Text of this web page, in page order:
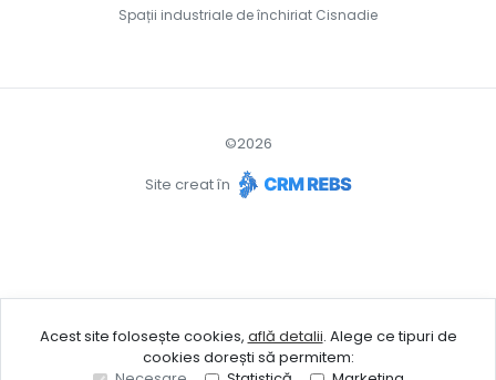
Spații industriale de închiriat Cisnadie
©2026
Site creat în
Acest site folosește cookies, află detalii. Alege ce tipuri de
cookies dorești să permitem: